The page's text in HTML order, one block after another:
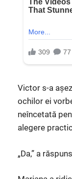
Victor s-a
ochilor ei
neîncetată
alegere
„Da,” a